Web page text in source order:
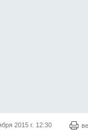
2015 г. 12:30